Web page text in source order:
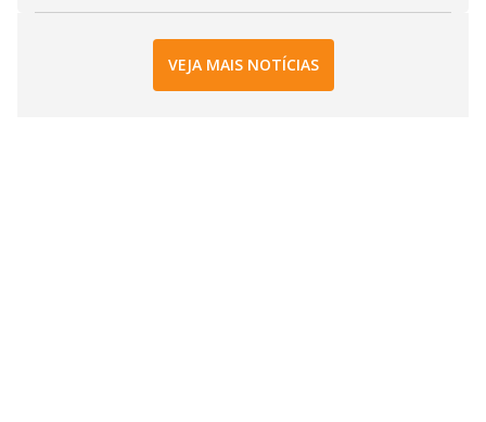
VEJA MAIS NOTÍCIAS